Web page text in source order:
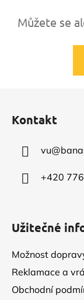
Můžete se
Kontakt
vu@
+420
Užitečné
Možnost
Reklamace a
Obchodní